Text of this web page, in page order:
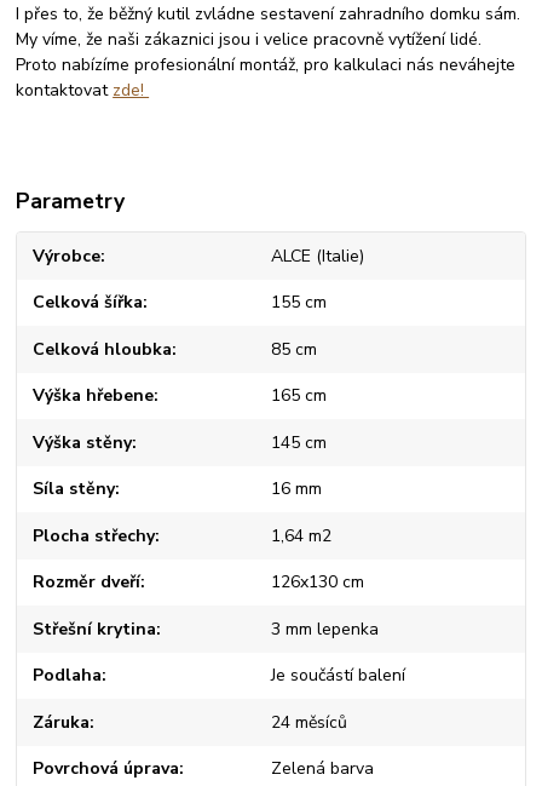
I přes to, že běžný kutil zvládne sestavení zahradního domku sám.
My víme, že naši zákaznici jsou i velice pracovně vytížení lidé.
Proto nabízíme profesionální montáž, pro kalkulaci nás neváhejte
kontaktovat zde!
Parametry
Výrobce ALCE (Italie)
Celková šířka 155 cm
Celková hloubka 85 cm
Výška hřebene 165 cm
Výška stěny 145 cm
Síla stěny 16 mm
Plocha střechy 1,64 m2
Rozměr dveří 126x130 cm
Střešní krytina 3 mm lepenka
Podlaha Je součástí balení
Záruka 24 měsíců
Povrchová úprava Zelená barva